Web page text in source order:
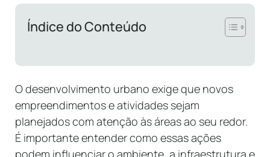
Índice do Conteúdo
O desenvolvimento urbano exige que novos
empreendimentos e atividades sejam
planejados com atenção às áreas ao seu redor.
É importante entender como essas ações
podem influenciar o ambiente, a infraestrutura e